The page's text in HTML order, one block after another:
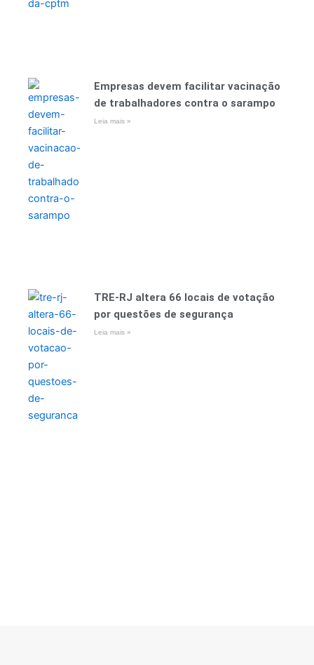
Empresas devem facilitar vacinação
de trabalhadores contra o sarampo
Leia mais »
TRE-RJ altera 66 locais de votação
por questões de segurança
Leia mais »